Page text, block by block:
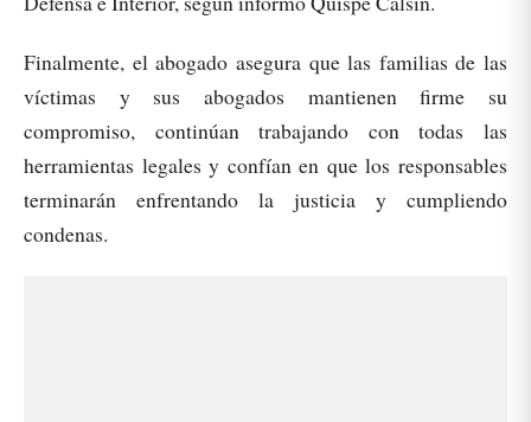
Finalmente, el abogado asegura que las familias de las
víctimas y sus abogados mantienen firme su
compromiso, continúan trabajando con todas las
herramientas legales y confían en que los responsables
terminarán enfrentando la justicia y cumpliendo
condenas.